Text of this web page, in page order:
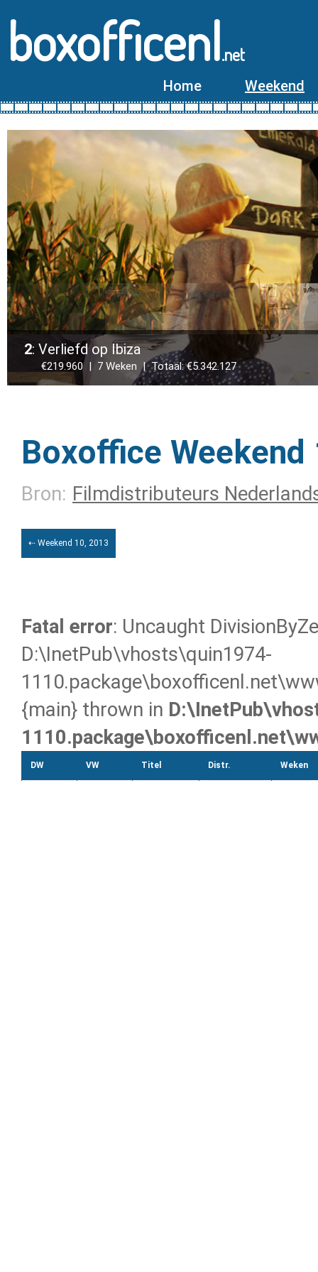
boxofficenl.net
Home Weekend
2: Verliefd op Ibiza
€219.960 | 7 Weken | Totaal: €5.342.127
Boxoffice
Bron: Filmdistributeurs
⇠ Weekend 10, 2013
Fatal error: Uncaught
D:\InetPub\vhosts\quin1974-
{main} thrown in
DW VW Titel Distr. Weken